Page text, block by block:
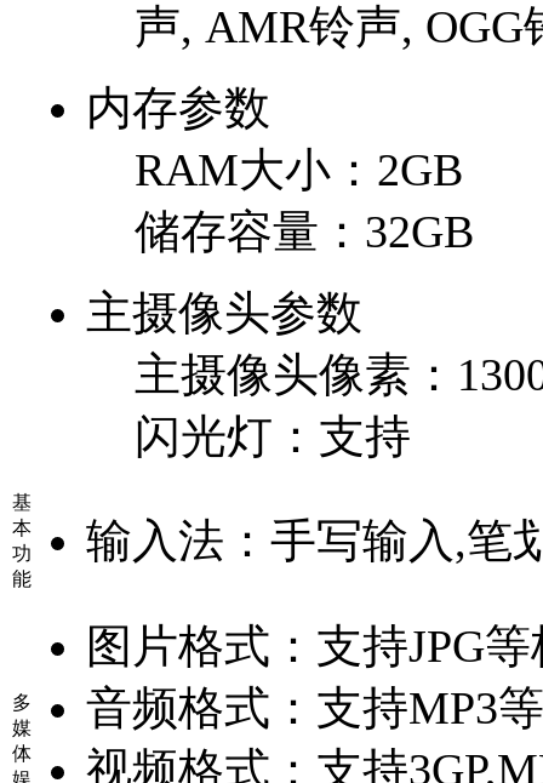
声, AMR铃声, OGG
内存参数
RAM大小： 2GB
储存容量： 32GB
主摄像头参数
主摄像头像素：
闪光灯： 支持
基
本
功
能
输入法： 手写输入,笔
多
媒
体
图片格式： 支持JPG
音频格式： 支持MP3
视频格式： 支持